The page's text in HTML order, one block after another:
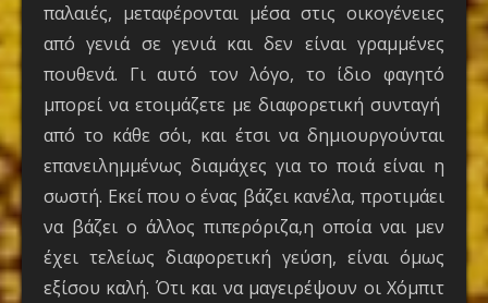
παλαιές, μεταφέρονται μέσα στις οικογένειες
από γενιά σε γενιά και δεν είναι γραμμένες
πουθενά. Γι αυτό τον λόγο, το ίδιο φαγητό
μπορεί να ετοιμάζετε με διαφορετική συνταγή
από το κάθε σόι, και έτσι να δημιουργούνται
επανειλημμένως διαμάχες για το ποιά είναι η
σωστή. Εκεί που ο ένας βάζει κανέλα, προτιμάει
να βάζει ο άλλος πιπερόριζα,η οποία ναι μεν
έχει τελείως διαφορετική γεύση, είναι όμως
εξίσου καλή. Ότι και να μαγειρέψουν οι Χόμπιτ